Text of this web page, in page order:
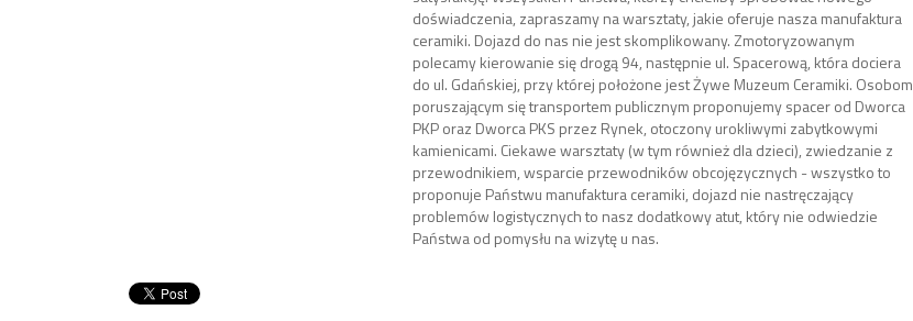
doświadczenia, zapraszamy na warsztaty, jakie oferuje nasza manufaktura
ceramiki. Dojazd do nas nie jest skomplikowany. Zmotoryzowanym
polecamy kierowanie się drogą 94, następnie ul. Spacerową, która dociera
do ul. Gdańskiej, przy której położone jest Żywe Muzeum Ceramiki. Osobom
poruszającym się transportem publicznym proponujemy spacer od Dworca
PKP oraz Dworca PKS przez Rynek, otoczony urokliwymi zabytkowymi
kamienicami. Ciekawe warsztaty (w tym również dla dzieci), zwiedzanie z
przewodnikiem, wsparcie przewodników obcojęzycznych - wszystko to
proponuje Państwu manufaktura ceramiki, dojazd nie nastręczający
problemów logistycznych to nasz dodatkowy atut, który nie odwiedzie
Państwa od pomysłu na wizytę u nas.